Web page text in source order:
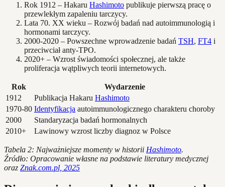
Rok 1912 – Hakaru Hashimoto publikuje pierwszą pracę o
przewlekłym zapaleniu tarczycy.
Lata 70. XX wieku – Rozwój badań nad autoimmunologią i
hormonami tarczycy.
2000-2020 – Powszechne wprowadzenie badań TSH, FT4 i
przeciwciał anty-TPO.
2020+ – Wzrost świadomości społecznej, ale także
proliferacja wątpliwych teorii internetowych.
Rok
Wydarzenie
1912
Publikacja Hakaru Hashimoto
1970-80 Identyfikacja autoimmunologicznego charakteru choroby
2000
Standaryzacja badań hormonalnych
2010+
Lawinowy wzrost liczby diagnoz w Polsce
Tabela 2: Najważniejsze momenty w historii Hashimoto.
Źródło: Opracowanie własne na podstawie literatury medycznej
oraz Znak.com.pl, 2025